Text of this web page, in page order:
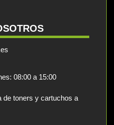
08:00 a 15:00
de toners y cartuchos a